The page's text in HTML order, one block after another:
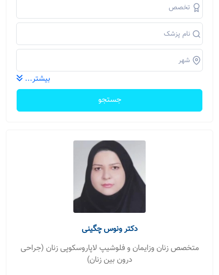
بیشتر...
جستجو
دکتر ونوس چگینی
متخصص زنان وزایمان و فلوشیپ لاپاروسکوپی زنان (جراحی
درون بین زنان)